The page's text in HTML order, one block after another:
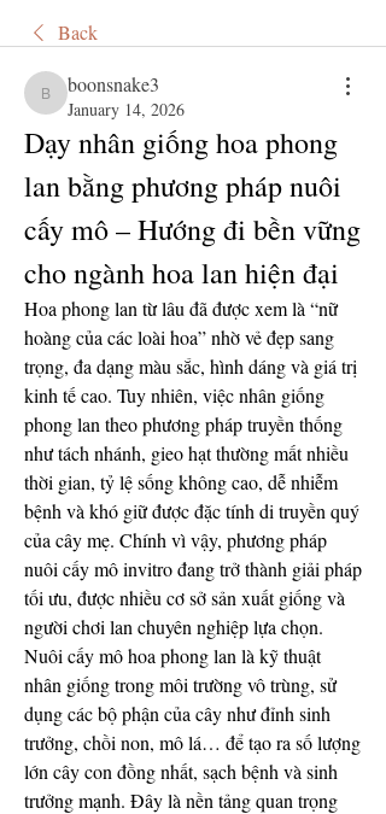
Back
boonsnake3
boonsnake3
January 14, 2026
Dạy nhân giống hoa phong
lan bằng phương pháp nuôi
cấy mô – Hướng đi bền vững
cho ngành hoa lan hiện đại
Hoa phong lan từ lâu đã được xem là “nữ
hoàng của các loài hoa” nhờ vẻ đẹp sang
trọng, đa dạng màu sắc, hình dáng và giá trị
kinh tế cao. Tuy nhiên, việc nhân giống
phong lan theo phương pháp truyền thống
như tách nhánh, gieo hạt thường mất nhiều
thời gian, tỷ lệ sống không cao, dễ nhiễm
bệnh và khó giữ được đặc tính di truyền quý
của cây mẹ. Chính vì vậy, phương pháp
nuôi cấy mô invitro đang trở thành giải pháp
tối ưu, được nhiều cơ sở sản xuất giống và
người chơi lan chuyên nghiệp lựa chọn.
Nuôi cấy mô hoa phong lan là kỹ thuật
nhân giống trong môi trường vô trùng, sử
dụng các bộ phận của cây như đỉnh sinh
trưởng, chồi non, mô lá… để tạo ra số lượng
lớn cây con đồng nhất, sạch bệnh và sinh
trưởng mạnh. Đây là nền tảng quan trọng